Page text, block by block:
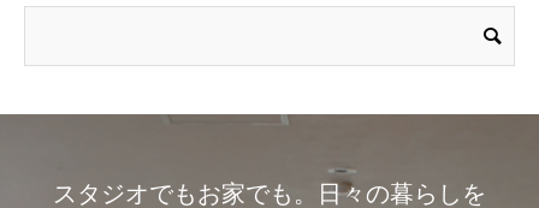
スタジオでもお家でも。日々の暮らしを